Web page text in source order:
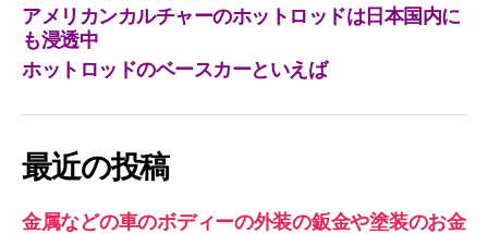
アメリカンカルチャーのホットロッドは日本国内に
も浸透中
ホットロッドのベースカーといえば
最近の投稿
金属などの車のボディーの外装の鈑金や塗装のお金